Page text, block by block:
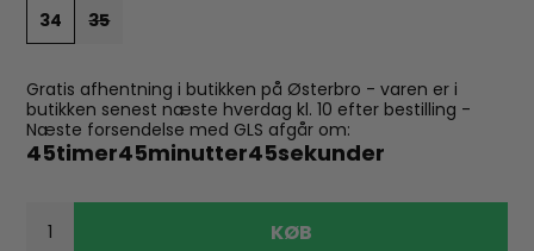
34
35
Gratis afhentning i butikken på Østerbro - varen er i
butikken senest næste hverdag kl. 10 efter bestilling -
Næste forsendelse med GLS afgår om:
45timer45minutter45sekunder
KØB